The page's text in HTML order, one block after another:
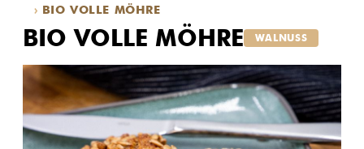
BIO VOLLE MÖHRE
BIO VOLLE MÖHRE WALNUSS